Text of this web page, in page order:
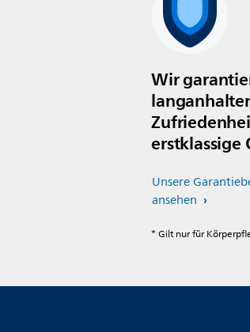
Wir
erstklassige
Unsere
ansehen
* Gilt nur für